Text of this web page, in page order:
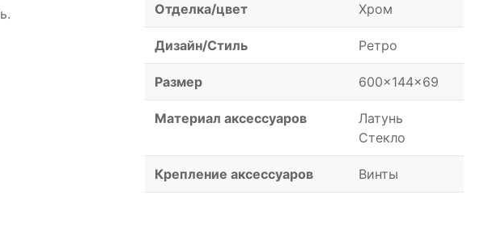
Отделка/цвет Хром
Дизайн/Стиль Ретро
Размер 600x144x69
Материал аксессуаров
Латунь
Стекло
Крепление аксессуаров Винты